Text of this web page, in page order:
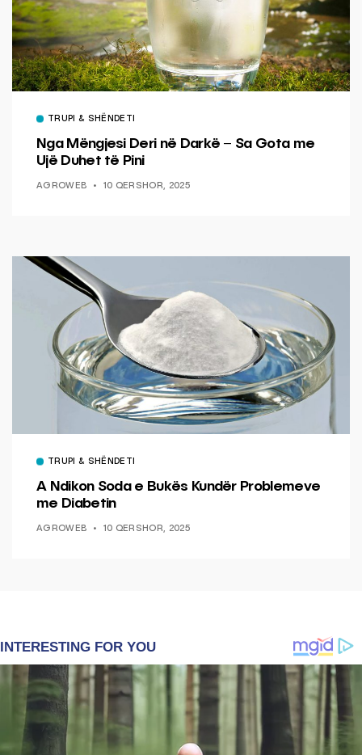
TRUPI & SHËNDETI
Nga Mëngjesi Deri në Darkë – Sa Gota me
Ujë Duhet të Pini
AGROWEB 10 QERSHOR, 2025
TRUPI & SHËNDETI
A Ndikon Soda e Bukës Kundër Problemeve
me Diabetin
AGROWEB 10 QERSHOR, 2025